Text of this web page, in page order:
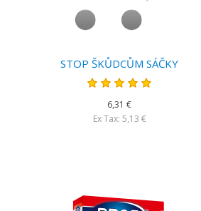
STOP ŠKŮDCŮM SÁČKY
6,31 €
Ex Tax: 5,13 €